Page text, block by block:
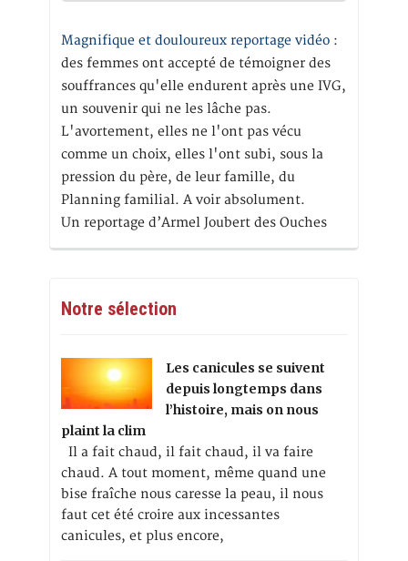
Magnifique et douloureux reportage vidéo :
des femmes ont accepté de témoigner des
souffrances qu'elle endurent après une IVG,
un souvenir qui ne les lâche pas.
L'avortement, elles ne l'ont pas vécu
comme un choix, elles l'ont subi, sous la
pression du père, de leur famille, du
Planning familial. A voir absolument.
Un reportage d’Armel Joubert des Ouches
Notre sélection
Les canicules se suivent
depuis longtemps dans
l’histoire, mais on nous
plaint la clim
Il a fait chaud, il fait chaud, il va faire
chaud. A tout moment, même quand une
bise fraîche nous caresse la peau, il nous
faut cet été croire aux incessantes
canicules, et plus encore,